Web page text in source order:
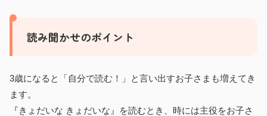
読み聞かせのポイント
3歳になると「自分で読む！」と言い出すお子さまも増えてき
ます。
『きょだいな きょだいな』を読むとき、時には主役をお子さ